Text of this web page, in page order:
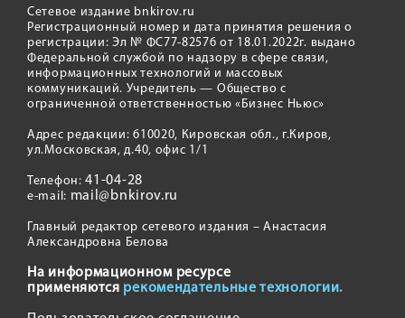
Сетевое издание bnkirov.ru
Регистрационный номер и дата принятия решения о
регистрации: Эл № ФС77-82576 от 18.01.2022г. выдано
Федеральной службой по надзору в сфере связи,
информационных технологий и массовых
коммуникаций. Учредитель — Общество с
ограниченной ответственностью «Бизнес Ньюс»
Адрес редакции: 610020, Кировская обл., г.Киров,
ул.Московская, д.40, офис 1/1
Телефон:41-04-28
e-mail: mail@bnkirov.ru
Главный редактор сетевого издания – Анастасия
Александровна Белова
На информационном ресурсе
применяются рекомендательные технологии.